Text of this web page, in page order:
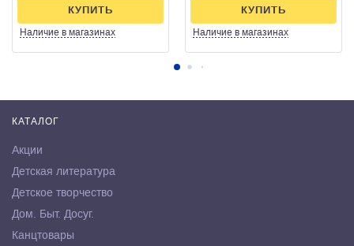
Наличие в магазинах
КУПИТЬ
Наличие в магазинах
КУПИТЬ
КАТАЛОГ
Акции
Детская литература
Детское творчество
Дом. Быт. Досуг.
Канцтовары